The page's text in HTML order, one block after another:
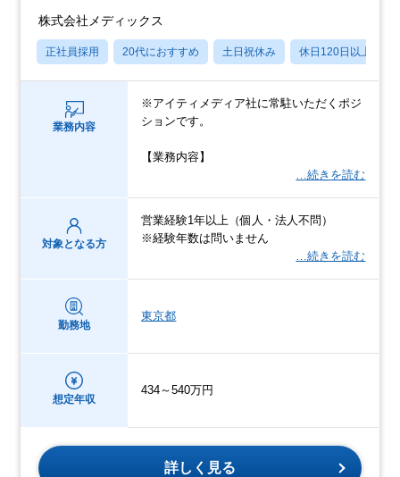
株式会社メディックス
正社員採用 20代におすすめ 土日祝休み 休日120日以上
業務内容
※アイティメディア社に常駐いただくポジ
ションです。
【業務内容】
…続きを読む
対象となる方
営業経験1年以上（個人・法人不問）
※経験年数は問いません
…続きを読む
勤務地
東京都
想定年収
434～540万円
詳しく見る